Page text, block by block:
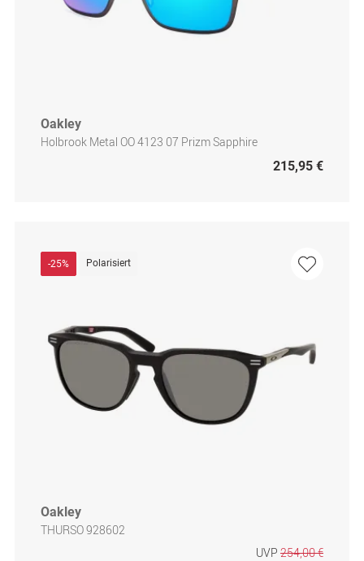
Oakley
Holbrook Metal OO 4123 07 Prizm Sapphire
215,95 €
-25% Polarisiert
Oakley
THURSO 928602
UVP 254,00 €